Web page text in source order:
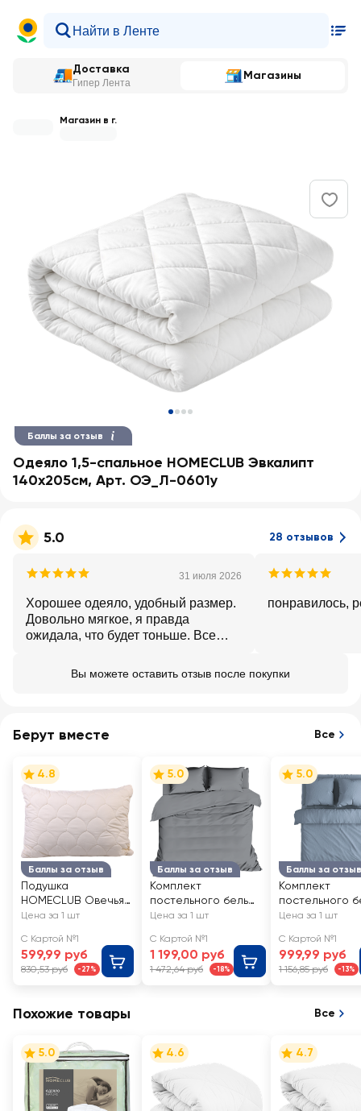
Доставка
Гипер Лента
Магазины
Магазин в г.
Баллы за отзыв
Одеяло 1,5-спальное HOMECLUB Эвкалипт
140x205см, Арт. ОЭ_Л-0601у
5.0 28 отзывов
31 июля 2026
Хорошее одеяло, удобный размер.
Довольно мягкое, я правда
ожидала, что будет тоньше. Все
сбиваться. Очень удобное!
Вы можете оставить отзыв после покупки
Берут вместе Все
Баллы за отзыв
4.8
Подушка
HOMECLUB Овечья
шерсть 50x70см
Цена за 1 шт
С Картой №1
599,99 руб
830,53 руб -27%
Баллы за отзыв
5.0
Комплект
постельного белья
2-спальный
однотонный,
полисатин, Арт.
НСПС2сер
Цена за 1 шт
С Картой №1
1 199,00 руб
1 472,64 руб -18%
Баллы за отзыв
5.0
Комплект
постельного
1,5-спальный
washed,
Цена за 1 шт
С Картой №1
999,99 руб
1 156,85 руб -13%
Похожие товары Все
5.0 4.6 4.7